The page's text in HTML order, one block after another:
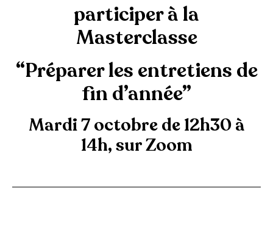
participer à la
Masterclasse
“Préparer les entretiens de
fin d’année”
Mardi 7 octobre de 12h30 à
14h, sur Zoom